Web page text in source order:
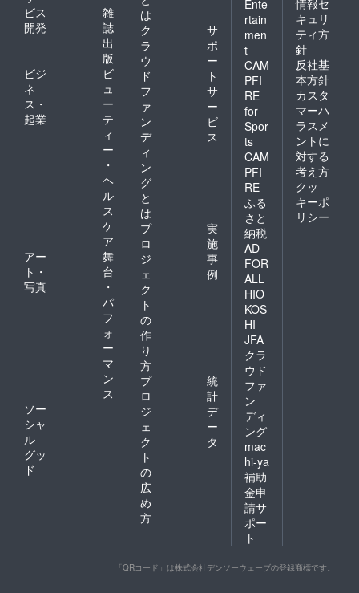
ビス
開発
雑
誌
出
版
ビジ
ネ
ス・
起業
ビ
ュ
ー
テ
ィ
ー
・
ヘ
ル
ス
ケ
ア
アー
ト・
写真
舞
台
・
パ
フ
ォ
ー
マ
ン
ス
ソー
シャ
ル
グッ
ド
は
ク
ラ
ウ
ド
フ
ァ
ン
デ
ィ
ン
グ
と
は
サ
ポ
ー
ト
サ
ー
ビ
ス
プ
ロ
ジ
ェ
ク
ト
の
作
り
方
実
施
事
例
プ
ロ
ジ
ェ
ク
ト
の
広
め
方
統
計
デ
ー
タ
Ente
rtain
men
t
CAM
PFI
RE
for
Spor
ts
CAM
PFI
RE
ふる
さと
納税
AD
FOR
ALL
HIO
KOS
HI
JFA
クラ
ウド
ファ
ン
ディ
ング
mac
hi-ya
補助
金申
請サ
ポー
ト
情報セ
キュリ
ティ方
針
反社基
本方針
カスタ
マーハ
ラスメ
ントに
対する
考え方
クッ
キーポ
リシー
「QRコード」は株式会社デンソーウェーブの登録商標です。